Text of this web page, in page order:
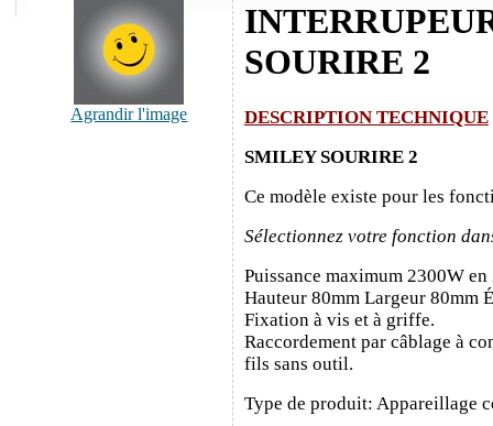
Agrandir l'image
SOURIRE 2
DESCRIPTION TECHNIQUE
SMILEY SOURIRE 2
Ce modèle existe pour les
Sélectionnez votre fonction
Puissance maximum 2300W
Hauteur 80mm Largeur 80mm
Fixation à vis et à griffe.
Raccordement par câblage à
fils sans outil.
Type de produit: Appareillage